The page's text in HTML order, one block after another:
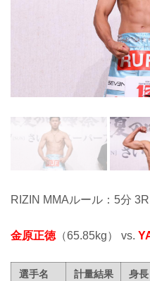
RIZIN MMAルール：5分 3R
金原正徳（65.85kg） vs.
選手名 計量結果 身長